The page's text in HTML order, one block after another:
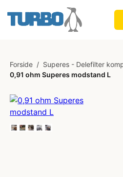
Forside / Superes - Delefilter
0,91 ohm Superes modstand L